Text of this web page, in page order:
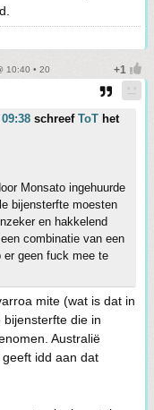
10:40 • 20
schreef ToT het
Monsato ingehuurde
bijensterfte moesten
en hakkelend
combinatie van een
er geen fuck mee te
mite (wat is dat in
die in
Australië
idd aan dat